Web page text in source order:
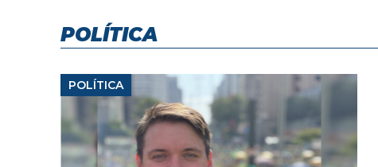
POLÍTICA
POLÍTICA